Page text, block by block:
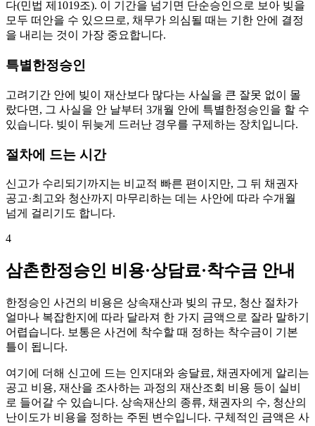
다(민법 제1019조). 이 기간을 넘기면 단순승인으로 보아 빚을
모두 떠안을 수 있으므로, 채무가 의심될 때는 기한 안에 결정
을 내리는 것이 가장 중요합니다.
특별한정승인
고려기간 안에 빚이 재산보다 많다는 사실을 큰 잘못 없이 몰
랐다면, 그 사실을 안 날부터 3개월 안에 특별한정승인을 할 수
있습니다. 빚이 뒤늦게 드러난 경우를 구제하는 장치입니다.
절차에 드는 시간
신고가 수리되기까지는 비교적 빠른 편이지만, 그 뒤 채권자
공고·최고와 청산까지 마무리하는 데는 사안에 따라 수개월
넘게 걸리기도 합니다.
4
삼촌한정승인 비용·상담료·착수금 안내
한정승인 사건의 비용은 상속재산과 빚의 규모, 청산 절차가
얼마나 복잡한지에 따라 달라져 한 가지 금액으로 잘라 말하기
어렵습니다. 보통은 사건에 착수할 때 정하는 착수금이 기본
틀이 됩니다.
여기에 더해 신고에 드는 인지대와 송달료, 채권자에게 알리는
공고 비용, 재산을 조사하는 과정의 재산조회 비용 등이 실비
로 들어갈 수 있습니다. 상속재산의 종류, 채권자의 수, 청산의
난이도가 비용을 정하는 주된 변수입니다. 구체적인 금액은 사